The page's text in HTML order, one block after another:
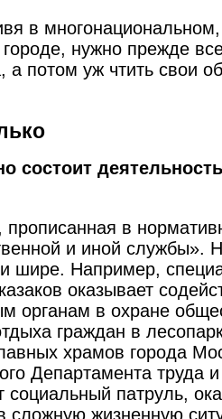
в
нужно прежде
а потом уж чтить свои
состоит
в
и иной службы».
шире. Например,
оказывает
органам в охране
граждан в
храмов города
Департамента труда
социальный патруль,
жизненную